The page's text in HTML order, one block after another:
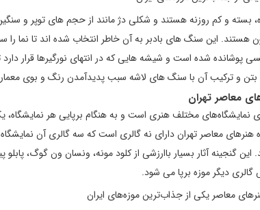
بسته و کم‌ روزنه هستند و شکلی دژ مانند از حجم‌ های توپر و
هستند. این سنگ‌ های بادبر به آن خاطر انتخاب شده‌ اند تا
پوشانده شده است و شیشه‌ هایی که در انتهای نورگیرها قرار
بتن و ترکیب آن با سنگ‌ های لاشه سبب پدیدآمدن رنگ و بوی
معاصر تهران
نمایشگاه‌‌های مختلف هنری است و به هنگام برپایی هر
معاصر تهران دارای نه گالری است که سه‌ گالری آن
گنجینه آثار بسیار باارزشی از کلود مونه، ونسان ون گوگ،
دیگر موزه برپا می‌ شود.